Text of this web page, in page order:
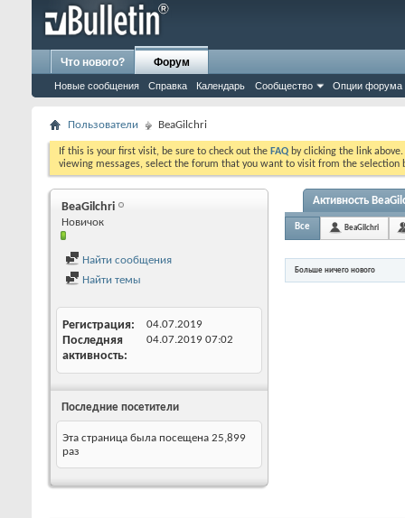
Что нового? Форум
Новые сообщения Справка Календарь Сообщество Опции форума
Пользователи BeaGilchri
If this is your first visit, be sure to check out the FAQ by clicking the link
viewing messages, select the forum that you want to visit from the selection
BeaGilchri
Новичок
Найти сообщения
Найти темы
Регистрация 04.07.2019
Последняя
активность
04.07.2019 07:02
Последние посетители
Эта страница была посещена 25,899
раз
Активность
Все BeaGilchri
Больше ничего нового